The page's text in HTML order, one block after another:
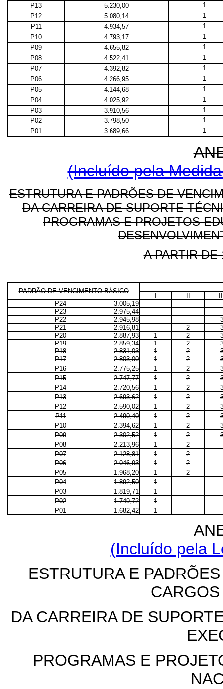
P13
5.230,00
1
P12
5.080,14
1
P11
4.934,57
1
P10
4.793,17
1
P09
4.655,82
1
P08
4.522,41
1
P07
4.392,82
1
P06
4.266,95
1
P05
4.144,68
1
P04
4.025,92
1
P03
3.910,56
1
P02
3.798,50
1
P01
3.689,66 1
(Incluído pela
ESTRUTURA E PADRÕES DE
DA CARREIRA DE SUPORTE
PROGRAMAS E PROJETOS
A PARTIR DE
PADRÃO DE VENCIMENTO BÁSICO
I II
P24
3.005,19
P23
2.975,44
P22
2.945,98
3
P21
2.916,81 2
3
P20
2.887,93 1 2
3
P19
2.859,34 1 2
3
P18
2.831,03 1 2
3
P17
2.803,00 1 2
3
P16
2.775,25 1 2
3
P15
2.747,77 1 2
3
P14
2.720,56 1 2
3
P13
2.693,62 1 2
3
P12
2.590,02 1 2
3
P11
2.490,40 1 2
3
P10
2.394,62 1 2
3
P09
2.302,52 1 2
3
P08
2.213,96 1
2
P07
2.128,81 1
2
P06
2.046,93 1
2
P05
1.968,20 1
2
P04
1.892,50
1
P03
1.819,71
1
P02
1.749,72
1
P01
1.682,42 1
(Incluído pela
ESTRUTURA E
DA CARREIRA DE
PROGRAMAS E